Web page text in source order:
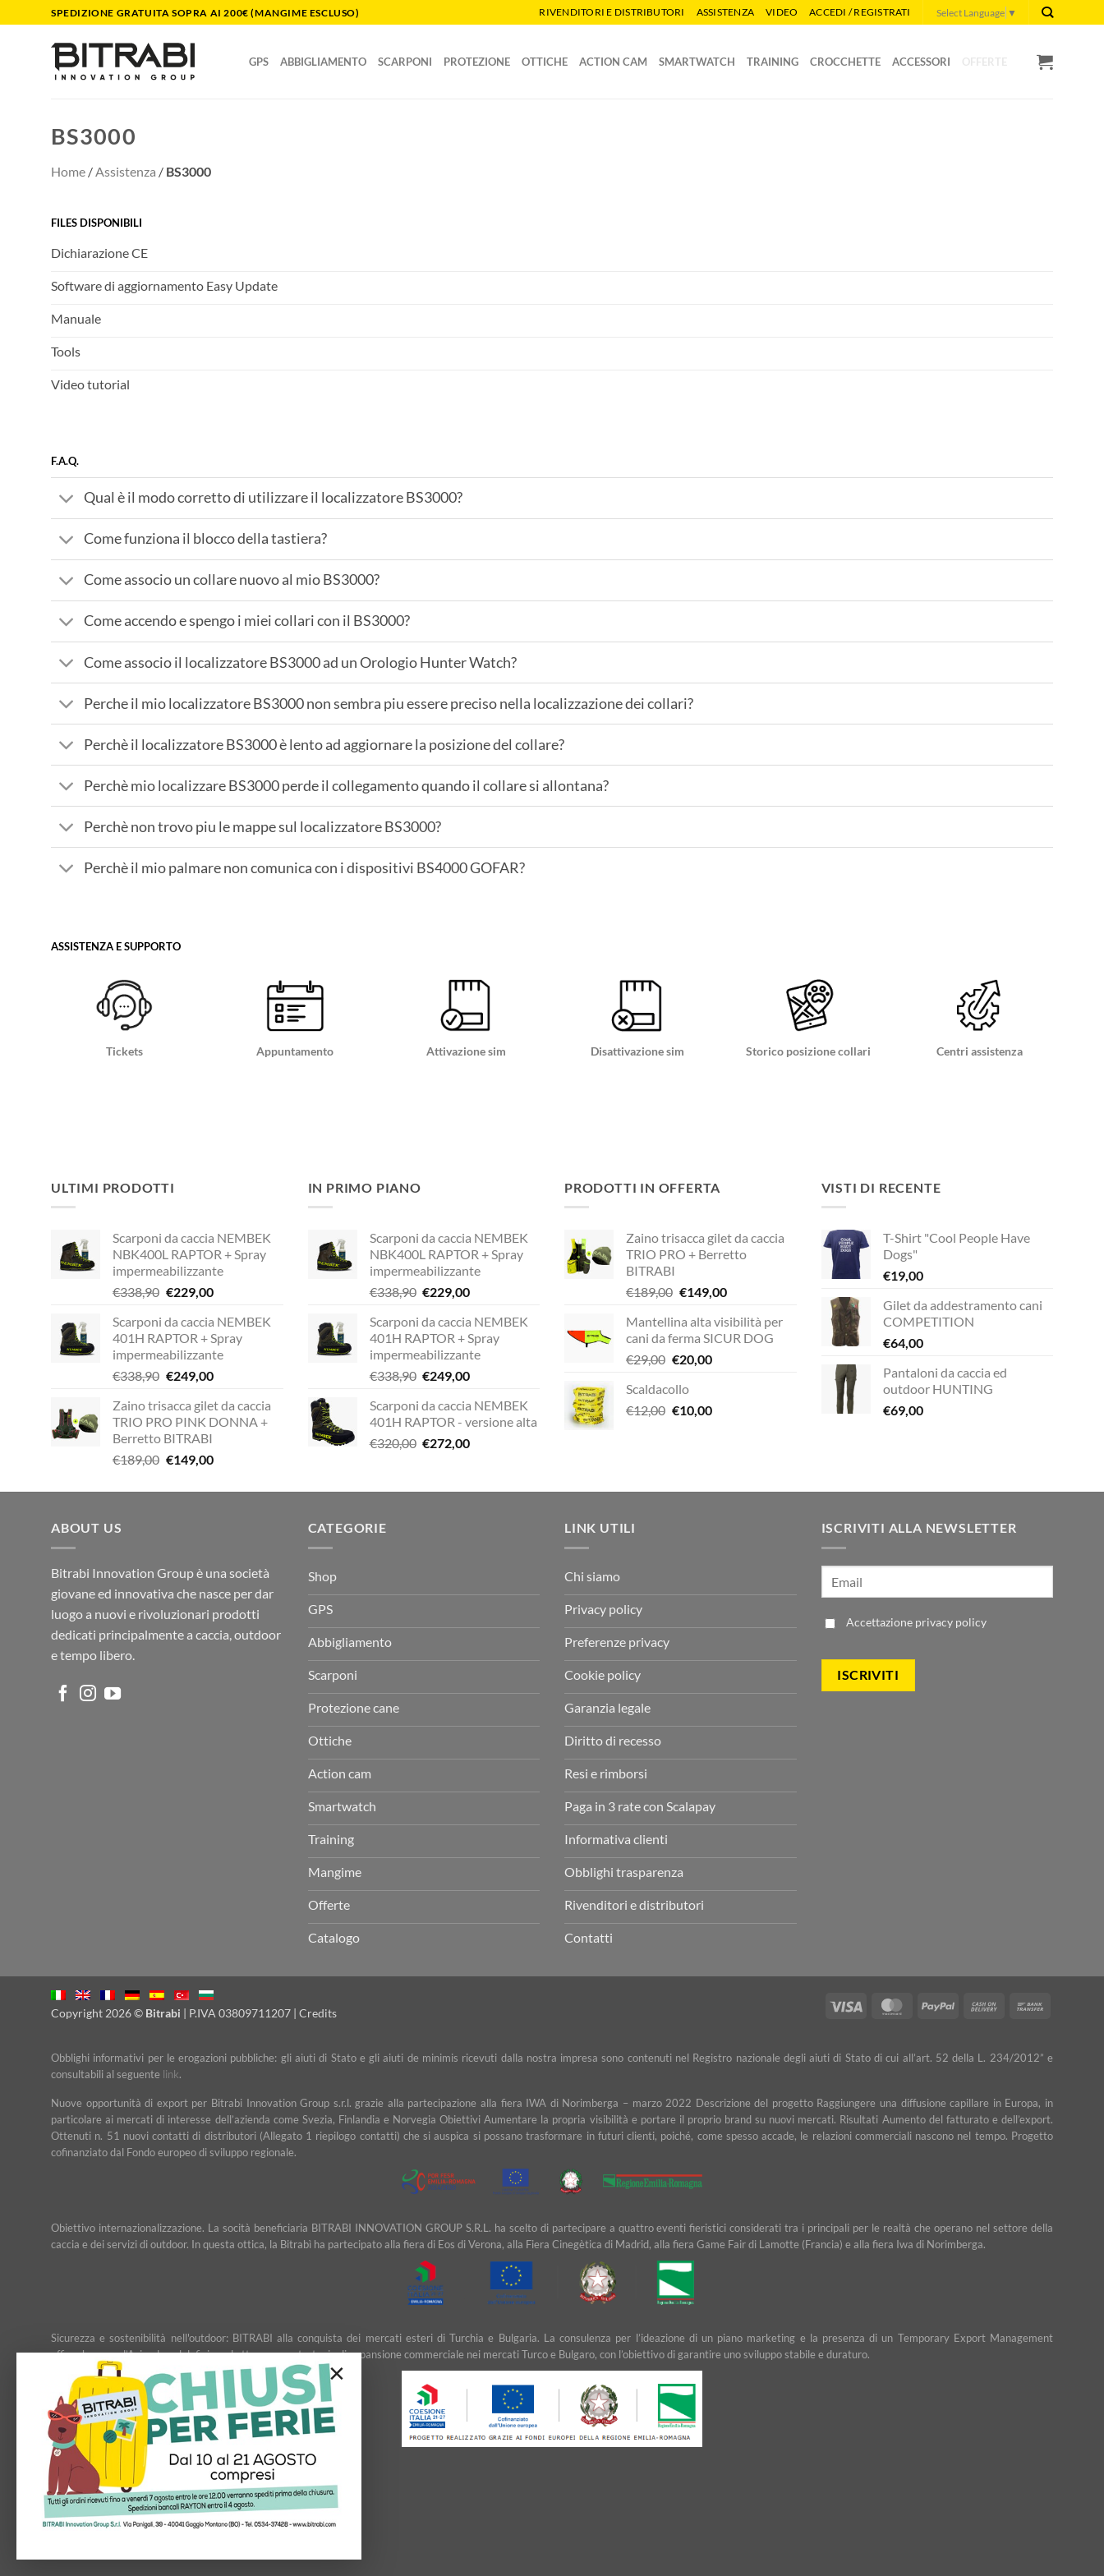
ai
contenuti
SPEDIZIONE GRATUITA SOPRA AI 200€ (MANGIME ESCLUSO) RIVENDITORI E DISTRIBUTORI ASSISTENZA VIDEO ACCEDI / REGISTRATI Select Language ▼
GPS ABBIGLIAMENTO SCARPONI PROTEZIONE OTTICHE ACTION CAM SMARTWATCH TRAINING CROCCHETTE ACCESSORI
BS3000
Home / Assistenza / BS3000
FILES DISPONIBILI
Dichiarazione CE
Software di aggiornamento Easy Update
Manuale
Tools
Video tutorial
F.A.Q.
Qual è il modo corretto di utilizzare il localizzatore BS3000?
Come funziona il blocco della tastiera?
Come associo un collare nuovo al mio BS3000?
Come accendo e spengo i miei collari con il BS3000?
Come associo il localizzatore BS3000 ad un Orologio Hunter Watch?
Perche il mio localizzatore BS3000 non sembra piu essere preciso nella localizzazione dei collari?
Perchè il localizzatore BS3000 è lento ad aggiornare la posizione del collare?
Perchè mio localizzare BS3000 perde il collegamento quando il collare si allontana?
Perchè non trovo piu le mappe sul localizzatore BS3000?
Perchè il mio palmare non comunica con i dispositivi BS4000 GOFAR?
ASSISTENZA E SUPPORTO
Tickets Appuntamento Attivazione sim Disattivazione sim Storico posizione collari Centri assistenza
ULTIMI PRODOTTI
Scarponi da caccia NEMBEK
NBK400L RAPTOR + Spray
impermeabilizzante
€338,90 Il
originale
era:
€338,90.
€229,00Il
attuale
è:
€229,00.
Scarponi da caccia NEMBEK
401H RAPTOR + Spray
impermeabilizzante
€338,90 Il
originale
era:
€338,90.
€249,00Il
attuale
è:
Zaino trisacca gilet da caccia
TRIO PRO PINK DONNA +
Berretto BITRABI
€189,00 Il
originale
€149,00Il
attuale
IN PRIMO PIANO
Scarponi da caccia NEMBEK
NBK400L RAPTOR + Spray
impermeabilizzante
€338,90 Il
originale
era:
€338,90.
€229,00Il
attuale
è:
€229,00.
Scarponi da caccia NEMBEK
401H RAPTOR + Spray
impermeabilizzante
€338,90 Il
originale
era:
€338,90.
€249,00Il
attuale
è:
€249,00.
Scarponi da caccia NEMBEK
401H RAPTOR - versione alta
€320,00 Il
era:
€272,00Il
è:
PRODOTTI IN OFFERTA
Zaino trisacca gilet da caccia
TRIO PRO + Berretto
BITRABI
€189,00 Il
originale
era:
€189,00.
€149,00Il
attuale
è:
Mantellina alta visibilità per
cani da ferma SICUR DOG
€29,00 Il
originale
era:
€20,00Il
è:
Scaldacollo
€12,00 Il
€10,00Il
VISTI DI RECENTE
T-Shirt "Cool People Have
Dogs"
€19,00
Gilet da addestramento cani
COMPETITION
€64,00
Pantaloni da caccia ed
outdoor HUNTING
€69,00
ABOUT US
Bitrabi Innovation Group è una società
giovane ed innovativa che nasce per dar
luogo a nuovi e rivoluzionari prodotti
dedicati principalmente a caccia, outdoor
e tempo libero.
CATEGORIE
Shop
GPS
Abbigliamento
Scarponi
Protezione cane
Ottiche
Action cam
Smartwatch
Training
Mangime
Offerte
Catalogo
LINK UTILI
Chi siamo
Privacy policy
Preferenze privacy
Cookie policy
Garanzia legale
Diritto di recesso
Resi e rimborsi
Paga in 3 rate con Scalapay
Informativa clienti
Obblighi trasparenza
Rivenditori e distributori
Contatti
ISCRIVITI ALLA NEWSLETTER
Accettazione privacy policy
Visa MasterCardPayPal
Cash
Copyright 2026 © Bitrabi | P.IVA 03809711207 | Credits
×
Obblighi informativi per le erogazioni pubbliche: gli aiuti di Stato e gli aiuti de minimis ricevuti dalla nostra impresa sono contenuti nel Registro nazionale degli aiuti di Stato di cui all’art. 52 della L. 234/2012” e
consultabili al seguente link.
Nuove opportunità di export per Bitrabi Innovation Group s.r.l. grazie alla partecipazione alla fiera IWA di Norimberga – marzo 2022 Descrizione del progetto Raggiungere una diffusione capillare in Europa, in
particolare ai mercati di interesse dell’azienda come Svezia, Finlandia e Norvegia Obiettivi Aumentare la propria visibilità e portare il proprio brand su nuovi mercati. Risultati Aumento del fatturato e dell’export.
Ottenuti n. 51 nuovi contatti di distributori (Allegato 1 riepilogo contatti) che si auspica si possano trasformare in futuri clienti, poiché, come spesso accade, le relazioni commerciali nascono nel tempo. Progetto
cofinanziato dal Fondo europeo di sviluppo regionale.
Obiettivo internazionalizzazione. La socità beneficiaria BITRABI INNOVATION GROUP S.R.L. ha scelto di partecipare a quattro eventi fieristici considerati tra i principali per le realtà che operano nel settore della
caccia e dei servizi di outdoor. In questa ottica, la Bitrabì ha partecipato alla fiera di Eos di Verona, alla Fiera Cinegètica di Madrid, alla fiera Game Fair di Lamotte (Francia) e alla fiera Iwa di Norimberga.
Sicurezza e sostenibilità nell'outdoor: BITRABI alla conquista dei mercati esteri di Turchia e Bulgaria. La consulenza per l’ideazione di un piano marketing e la presenza di un Temporary Export Management
affiancheranno l’Azienda nel definire ed attuare una strategia di espansione commerciale nei mercati Turco e Bulgaro, con l’obiettivo di garantire uno sviluppo stabile e duraturo.